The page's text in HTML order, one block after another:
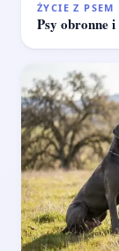
ŻYCIE Z PSEM
Psy obronne